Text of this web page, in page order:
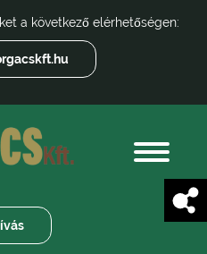
a következő elérhetőségen: